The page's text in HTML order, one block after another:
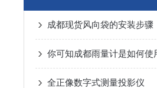
成都现货风向袋的安装步骤
你可知成都雨量计是如何使
全正像数字式测量投影仪